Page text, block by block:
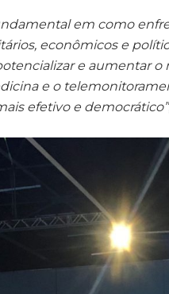
em como
econômicos e
e aumentar o
e o
efetivo e democrático”